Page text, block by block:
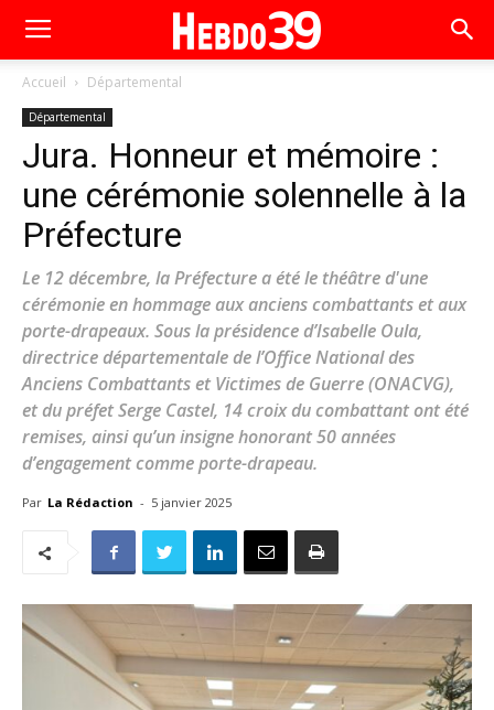
Accueil Départemental
Départemental
Jura. Honneur et mémoire :
une cérémonie solennelle à la
Préfecture
Le 12 décembre, la Préfecture a été le théâtre d'une
cérémonie en hommage aux anciens combattants et aux
porte-drapeaux. Sous la présidence d’Isabelle Oula,
directrice départementale de l’Office National des
Anciens Combattants et Victimes de Guerre (ONACVG),
et du préfet Serge Castel, 14 croix du combattant ont été
remises, ainsi qu’un insigne honorant 50 années
d’engagement comme porte-drapeau.
Par La Rédaction - 5 janvier 2025